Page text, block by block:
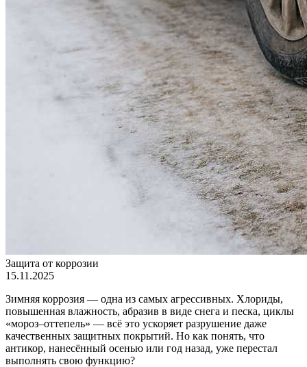
Защита от коррозии
15.11.2025
Зимняя коррозия — одна из самых агрессивных. Хлориды,
повышенная влажность, абразив в виде снега и песка, циклы
«мороз–оттепель» — всё это ускоряет разрушение даже
качественных защитных покрытий. Но как понять, что
антикор, нанесённый осенью или год назад, уже перестал
выполнять свою функцию?